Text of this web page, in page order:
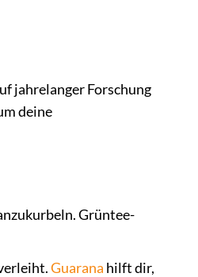
jahrelanger Forschung
deine
Grüntee-
Guarana hilft dir,